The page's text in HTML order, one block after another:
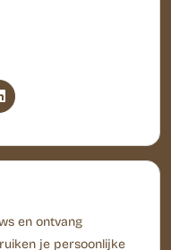
en ontvang
je persoonlijke